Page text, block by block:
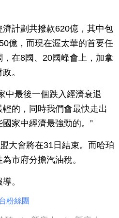
計劃共撥款620億，其中包
億，而現在渥太華的首要任
在8國、20國峰會上，加拿
。
中最後一個跌入經濟衰退
的，同時我們會最快走出
家中經濟最強勁的。”
大會將在31日結束。而哈珀
市府分擔汽油稅。
。
粉絲團